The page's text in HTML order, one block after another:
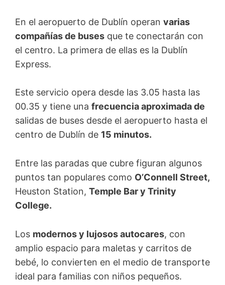
En el aeropuerto de Dublín operan varias
compañías de buses que te conectarán con
el centro. La primera de ellas es la Dublín
Express.
Este servicio opera desde las 3.05 hasta las
00.35 y tiene una frecuencia aproximada de
salidas de buses desde el aeropuerto hasta el
centro de Dublín de 15 minutos.
Entre las paradas que cubre figuran algunos
puntos tan populares como O’Connell Street,
Heuston Station, Temple Bar y Trinity
College.
Los modernos y lujosos autocares, con
amplio espacio para maletas y carritos de
bebé, lo convierten en el medio de transporte
ideal para familias con niños pequeños.